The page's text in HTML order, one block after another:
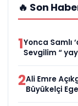
🔥 Son
1Yonca Samlı
Sevgilim “
2Ali Emre
Büyükelçi